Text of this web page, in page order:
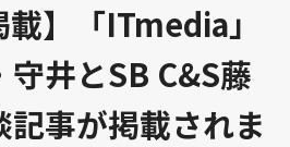
載】「ITmedia」
守井とSB C&S藤
記事が掲載されま